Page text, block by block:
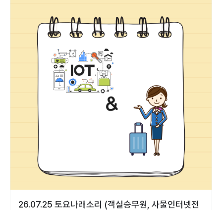
26.07.25 토요나래소리 (객실승무원, 사물인터넷전